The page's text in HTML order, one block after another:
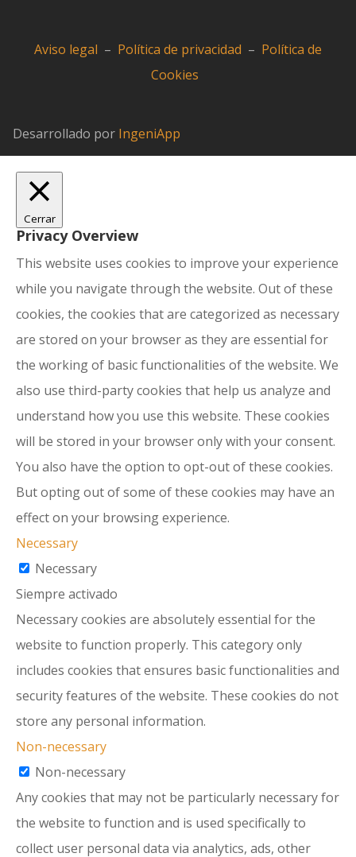
Aviso legal – Política de privacidad – Política de
Cookies
Desarrollado por IngeniApp
Cerrar
Privacy Overview
This website uses cookies to improve your experience
while you navigate through the website. Out of these
cookies, the cookies that are categorized as necessary
are stored on your browser as they are essential for
the working of basic functionalities of the website. We
also use third-party cookies that help us analyze and
understand how you use this website. These cookies
will be stored in your browser only with your consent.
You also have the option to opt-out of these cookies.
But opting out of some of these cookies may have an
effect on your browsing experience.
Necessary
Necessary
Siempre activado
Necessary cookies are absolutely essential for the
website to function properly. This category only
includes cookies that ensures basic functionalities and
security features of the website. These cookies do not
store any personal information.
Non-necessary
Non-necessary
Any cookies that may not be particularly necessary for
the website to function and is used specifically to
collect user personal data via analytics, ads, other